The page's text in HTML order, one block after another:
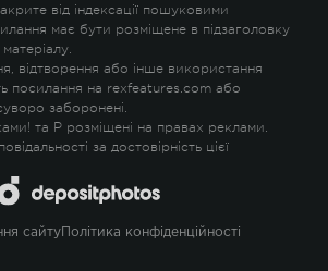
від індексації пошуковими
має бути розміщене в підзаголовку
відтворення або інше використання
посилання на rexfeatures.com або
заборонені.
! та P розміщені на правах реклами.
за достовірність цієї
сайту Політика конфіденційності